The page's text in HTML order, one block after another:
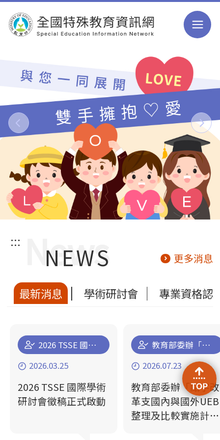
跳到主要內容
:::
NEWS
最新消息 學術研討會 專業資格認
更多消息
2026 TSSE 國際學術研討會徵稿正式啟動
2026.03.25
2026 TSSE 國際學術
研討會徵稿正式啟動
教育部委辦「點字改革支國內與國外UEB整理及比較實施計畫」及「臺灣現行英文點字及統一英文點字（UEB）符號規則差異」成果
2026.07.23
教育部委辦「點字改
革支國內與國外UEB
整理及比較實施計